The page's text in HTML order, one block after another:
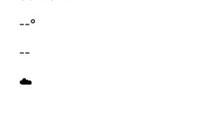
--°
--
☁️